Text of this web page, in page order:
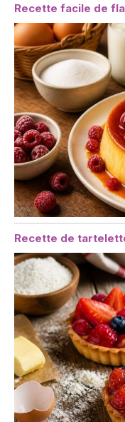
Recette facile de
Recette de